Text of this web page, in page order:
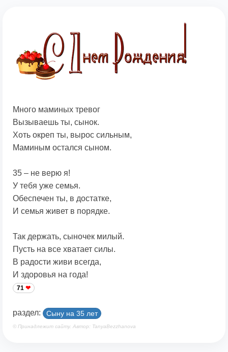
Много маминых тревог
Вызываешь ты, сынок.
Хоть окреп ты, вырос сильным,
Маминым остался сыном.
35 – не верю я!
У тебя уже семья.
Обеспечен ты, в достатке,
И семья живет в порядке.
Так держать, сыночек милый.
Пусть на все хватает силы.
В радости живи всегда,
И здоровья на года!
71
раздел: Сыну на 35 лет
© Принадлежит сайту. Автор: TanyaBezzhanova